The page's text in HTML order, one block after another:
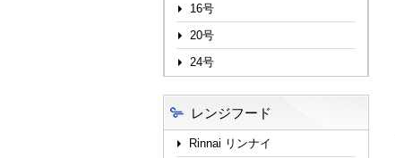
16号
20号
24号
レンジフード
Rinnai リンナイ